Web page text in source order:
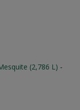
(2,786 L) -